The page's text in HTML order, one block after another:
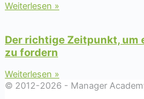
Weiterlesen »
Der richtige Zeitpunkt, um
zu fordern
Weiterlesen »
© 2012-2026 - Manager